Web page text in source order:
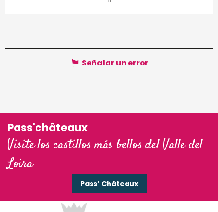
Señalar un error
Pass'châteaux
Visite los castillos más bellos del Valle del
Loira
Pass’ Châteaux